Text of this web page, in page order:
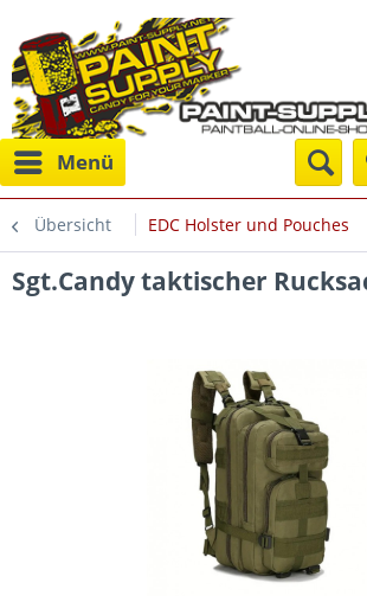
Menü
Übersicht EDC Holster und Pouches
Sgt.Candy taktischer